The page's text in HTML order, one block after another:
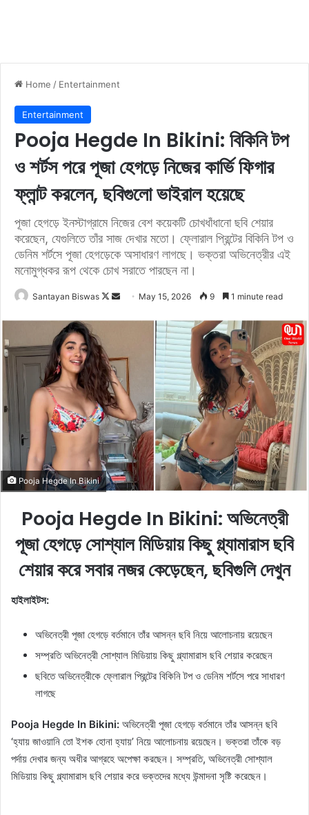
Home / Entertainment
Entertainment
Pooja Hegde In Bikini: বিকিনি টপ
ও শর্টস পরে পূজা হেগড়ে নিজের কার্ভি ফিগার
ফ্লান্ট করলেন, ছবিগুলো ভাইরাল হয়েছে
পূজা হেগড়ে ইনস্টাগ্রামে নিজের বেশ কয়েকটি চোখধাঁধানো ছবি শেয়ার
করেছেন, যেগুলিতে তাঁর সাজ দেখার মতো। ফ্লোরাল প্রিন্টের বিকিনি টপ ও
ডেনিম শর্টসে পূজা হেগড়েকে অসাধারণ লাগছে। ভক্তরা অভিনেত্রীর এই
মনোমুগ্ধকর রূপ থেকে চোখ সরাতে পারছেন না।
Santayan Biswas
F
o
w
o
n
X
a
n
e
m
a
i
l
May 15, 2026 9 1 minute read
Pooja Hegde In Bikini
Pooja Hegde In Bikini: অভিনেত্রী
পূজা হেগড়ে সোশ্যাল মিডিয়ায় কিছু গ্ল্যামারাস ছবি
শেয়ার করে সবার নজর কেড়েছেন, ছবিগুলি দেখুন
হাইলাইটস:
অভিনেত্রী পূজা হেগড়ে বর্তমানে তাঁর আসন্ন ছবি নিয়ে আলোচনায় রয়েছেন
সম্প্রতি অভিনেত্রী সোশ্যাল মিডিয়ায় কিছু গ্ল্যামারাস ছবি শেয়ার করেছেন
ছবিতে অভিনেত্রীকে ফ্লোরাল প্রিন্টের বিকিনি টপ ও ডেনিম শর্টসে পরে সাধারণ
লাগছে
Pooja Hegde In Bikini: অভিনেত্রী পূজা হেগড়ে বর্তমানে তাঁর আসন্ন ছবি
‘হ্যায় জাওয়ানি তো ইশক হোনা হ্যায়’ নিয়ে আলোচনায় রয়েছেন। ভক্তরা তাঁকে বড়
পর্দায় দেখার জন্য অধীর আগ্রহে অপেক্ষা করছেন। সম্প্রতি, অভিনেত্রী সোশ্যাল
মিডিয়ায় কিছু গ্ল্যামারাস ছবি শেয়ার করে ভক্তদের মধ্যে উন্মাদনা সৃষ্টি করেছেন।